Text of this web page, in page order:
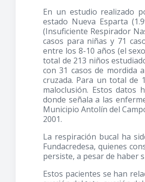
En un estudio realizado
estado Nueva Esparta
(Insuficiente Respirador
casos para niñas y 71
entre los 8-10 años (el
total de 213 niños
con 31 casos de mordida
cruzada. Para un total de
maloclusión. Estos datos
donde señala a las
Municipio Antolín del
2001.
La respiración bucal ha
Fundacredesa, quienes
persiste, a pesar de haber
Estos pacientes se han